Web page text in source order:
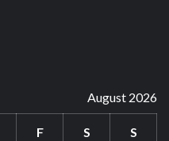
August 2026
F S S